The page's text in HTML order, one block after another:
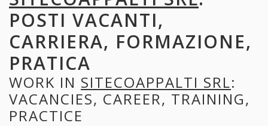
POSTI VACANTI,
CARRIERA, FORMAZIONE,
PRATICA
WORK IN SITECOAPPALTI SRL:
VACANCIES, CAREER, TRAINING,
PRACTICE